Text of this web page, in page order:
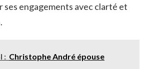
ses engagements avec clarté et
: Christophe André épouse